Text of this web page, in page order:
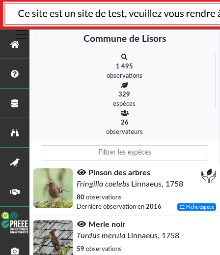
Commune de Lisors
1 495
observations
329
espèces
26
observateurs
Pinson des arbres
Fringilla coelebs Linnaeus, 1758
80 observations
Dernière observation en 2016 Fiche espèce
Merle noir
Turdus merula Linnaeus, 1758
59 observations